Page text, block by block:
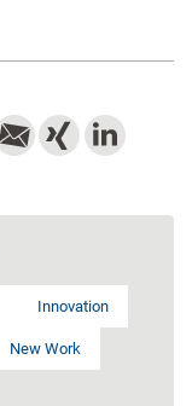
Innovation
New Work